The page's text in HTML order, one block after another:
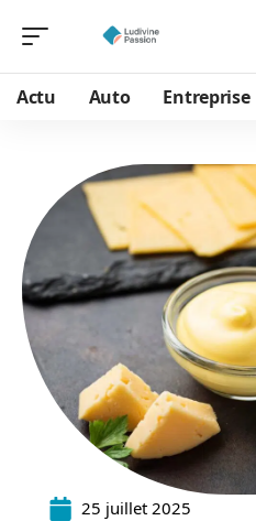
Actu Auto Entreprise
25 juillet 2025